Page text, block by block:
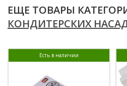
ЕЩЕ ТОВАРЫ
КОНДИТЕРСКИХ
Есть в наличии